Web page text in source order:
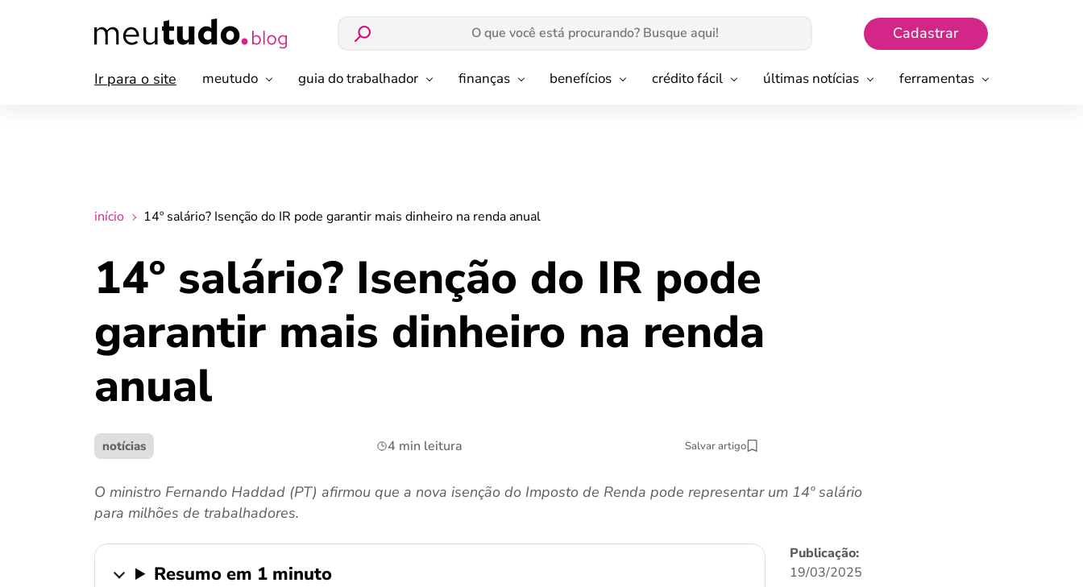
Cadastrar
Ir para o site meutudo guia do trabalhador finanças benefícios crédito fácil últimas notícias ferramentas
início 14º salário? Isenção do IR pode garantir mais dinheiro na renda anual
14º salário? Isenção do IR pode
garantir mais dinheiro na renda
anual
notícias 4 min leitura Salvar artigo
O ministro Fernando Haddad (PT) afirmou que a nova isenção do Imposto de Renda pode representar um 14º salário
para milhões de trabalhadores.
Resumo em 1 minuto
Publicação:
19/03/2025